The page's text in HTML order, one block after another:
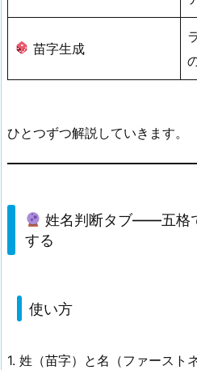
苗字生成
ひとつずつ解説していきます。
姓名判断タブ——五格
する
使い方
1. 姓（苗字）と名（ファースト